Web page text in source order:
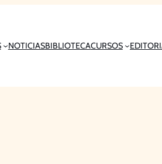
NOTICIASBIBLIOTECACURSOS